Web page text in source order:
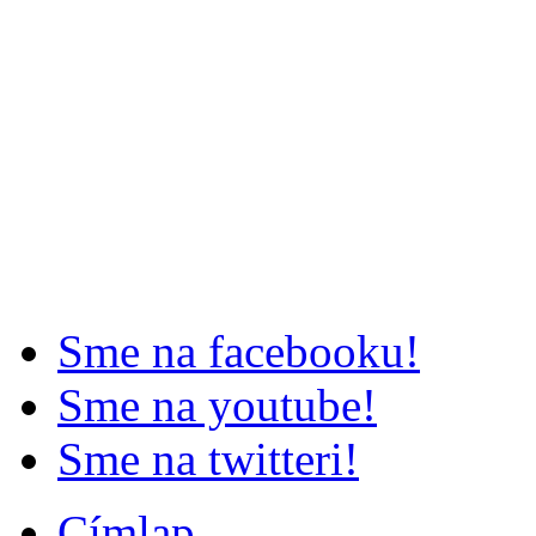
Sme na facebooku!
Sme na youtube!
Sme na twitteri!